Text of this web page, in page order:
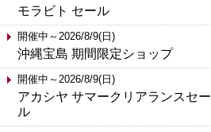
モラビト セール
開催中～2026/8/9(日)
沖縄宝島 期間限定ショップ
開催中～2026/8/9(日)
アカシヤ サマークリアランスセー
ル